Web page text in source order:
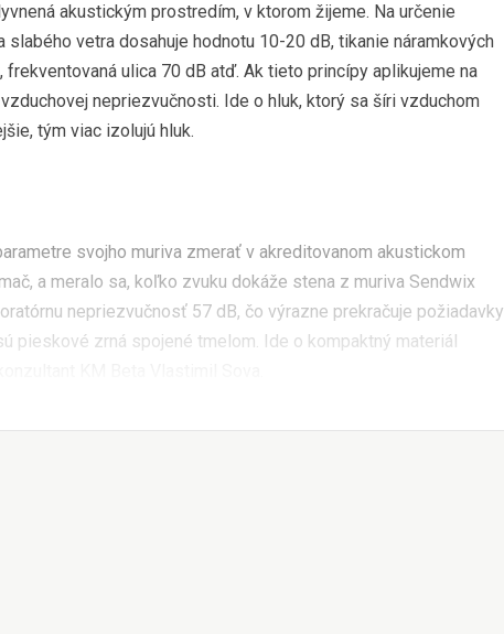
akustickým prostredím, v ktorom žijeme. Na určenie
vetra dosahuje hodnotu 10-20 dB, tikanie náramkových
ulica 70 dB atď. Ak tieto princípy aplikujeme na
nepriezvučnosti. Ide o hluk, ktorý sa šíri vzduchom
tým viac izolujú hluk.
svojho muriva zmerať v akreditovanom akustickom
a meralo sa, koľko zvuku dokáže stena z muriva Sendwix
nepriezvučnosť 57 dB, čo výrazne prekračuje požiadavky
pieskové zrná spojené tmelom. Ide o kompaktný materiál